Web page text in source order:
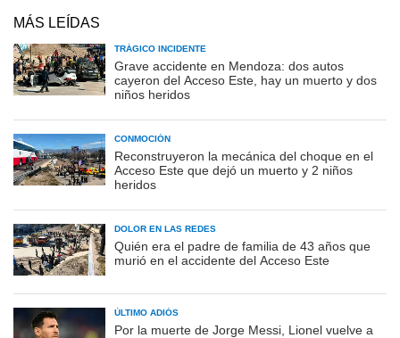
MÁS LEÍDAS
TRÁGICO INCIDENTE
Grave accidente en Mendoza: dos autos
cayeron del Acceso Este, hay un muerto y dos
niños heridos
CONMOCIÓN
Reconstruyeron la mecánica del choque en el
Acceso Este que dejó un muerto y 2 niños
heridos
DOLOR EN LAS REDES
Quién era el padre de familia de 43 años que
murió en el accidente del Acceso Este
ÚLTIMO ADIÓS
Por la muerte de Jorge Messi, Lionel vuelve a